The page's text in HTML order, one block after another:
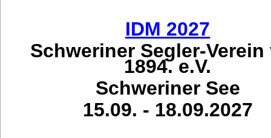
IDM 2027
Schweriner Segler-Verein
1894. e.V.
Schweriner See
15.09. - 18.09.2027